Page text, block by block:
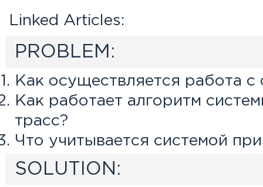
Linked Articles:
PROBLEM:
Как осуществляется работа
Как работает алгоритм
трасс?
Что учитывается системой
SOLUTION: